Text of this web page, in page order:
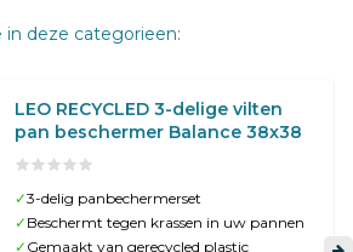
deze categorieen:
LEO RECYCLED 3-delige vilten
pan beschermer Balance 38x38
✓3-delig panbechermerset
✓ Beschermt tegen krassen in uw pannen
✓ Gemaakt van gerecycled plastic